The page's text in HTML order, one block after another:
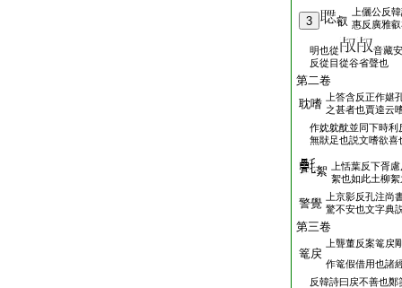
3 叡
上儷公反
惠反廣雅
明也從
音藏安
反從目從谷省聲也
第二卷
耽嗜
上答含反正作媅
之甚者也賈逵云
作妉躭酖並同下時利
無猒足也説文嗜欲喜
絮
上恬葉反下胥
絮也如此土柳
警覺
上京影反孔注尚
驚不安也文字典
第三卷
篭戻
上聾董反案篭戻
作篭假借用也諸
反韓詩曰戻不善也